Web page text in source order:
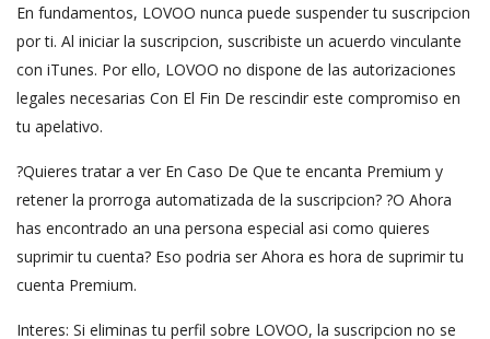
En fundamentos, LOVOO nunca puede suspender tu suscripcion
por ti. Al iniciar la suscripcion, suscribiste un acuerdo vinculante
con iTunes. Por ello, LOVOO no dispone de las autorizaciones
legales necesarias Con El Fin De rescindir este compromiso en
tu apelativo.
?Quieres tratar a ver En Caso De Que te encanta Premium y
retener la prorroga automatizada de la suscripcion? ?O Ahora
has encontrado an una persona especial asi­ como quieres
suprimir tu cuenta? Eso podri­a ser Ahora es hora de suprimir tu
cuenta Premium.
Interes: Si eliminas tu perfil sobre LOVOO, la suscripcion no se